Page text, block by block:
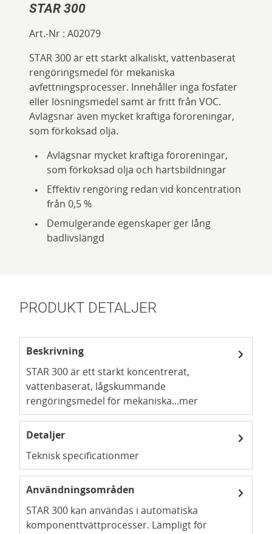
STAR 300
Art.-Nr : A02079
STAR 300 är ett starkt alkaliskt, vattenbaserat
rengöringsmedel för mekaniska
avfettningsprocesser. Innehåller inga fosfater
eller lösningsmedel samt är fritt från VOC.
Avlägsnar även mycket kraftiga föroreningar,
som förkoksad olja.
Avlägsnar mycket kraftiga föroreningar,
som förkoksad olja och hartsbildningar
Effektiv rengöring redan vid koncentration
från 0,5 %
Demulgerande egenskaper ger lång
badlivslängd
PRODUKT DETALJER
Beskrivning
STAR 300 är ett starkt koncentrerat,
vattenbaserat, lågskummande
rengöringsmedel för mekaniska...mer
Detaljer
Teknisk specificationmer
Användningsområden
STAR 300 kan användas i automatiska
komponenttvättprocesser. Lämpligt för